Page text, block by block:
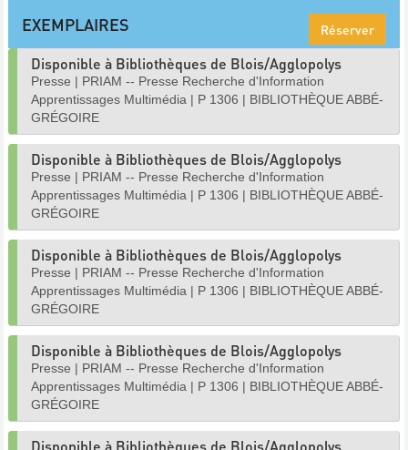
EXEMPLAIRES Réserver
Disponible à Bibliothèques de Blois/Agglopolys
Presse | PRIAM -- Presse Recherche d'Information
Apprentissages Multimédia | P 1306 | BIBLIOTHÈQUE ABBÉ-
GRÉGOIRE
Disponible à Bibliothèques de Blois/Agglopolys
Presse | PRIAM -- Presse Recherche d'Information
Apprentissages Multimédia | P 1306 | BIBLIOTHÈQUE ABBÉ-
GRÉGOIRE
Disponible à Bibliothèques de Blois/Agglopolys
Presse | PRIAM -- Presse Recherche d'Information
Apprentissages Multimédia | P 1306 | BIBLIOTHÈQUE ABBÉ-
GRÉGOIRE
Disponible à Bibliothèques de Blois/Agglopolys
Presse | PRIAM -- Presse Recherche d'Information
Apprentissages Multimédia | P 1306 | BIBLIOTHÈQUE ABBÉ-
GRÉGOIRE
Disponible à Bibliothèques de Blois/Agglopolys